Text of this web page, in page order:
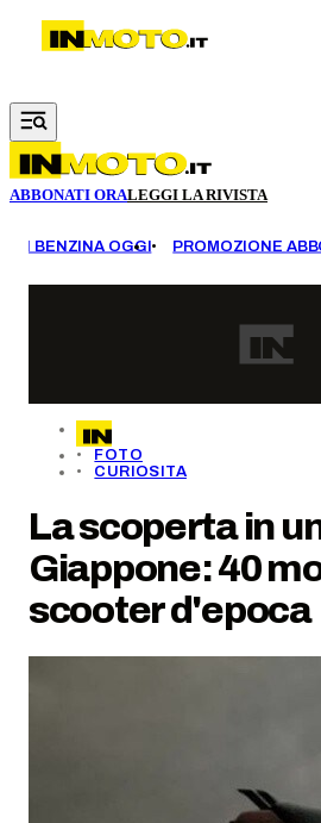
Vai al contenuto principale
ABBONATI ORALEGGI LA RIVISTA
BENZINA OGGI PROMOZIONE
FOTO
CURIOSITA
La scoperta in
Giappone: 40
scooter d'epoca